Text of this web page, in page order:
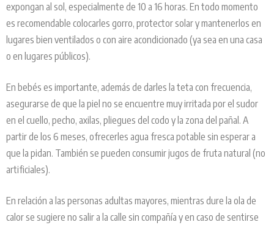
expongan al sol, especialmente de 10 a 16 horas. En todo momento
es recomendable colocarles gorro, protector solar y mantenerlos en
lugares bien ventilados o con aire acondicionado (ya sea en una casa
o en lugares públicos).
En bebés es importante, además de darles la teta con frecuencia,
asegurarse de que la piel no se encuentre muy irritada por el sudor
en el cuello, pecho, axilas, pliegues del codo y la zona del pañal. A
partir de los 6 meses, ofrecerles agua fresca potable sin esperar a
que la pidan. También se pueden consumir jugos de fruta natural (no
artificiales).
En relación a las personas adultas mayores, mientras dure la ola de
calor se sugiere no salir a la calle sin compañía y en caso de sentirse